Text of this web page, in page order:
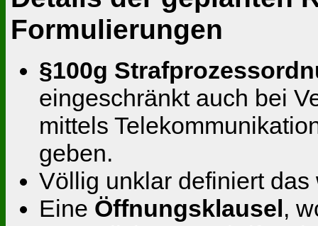
Formulierungen
§100g
eingeschränkt auch bei
mittels
geben.
Völlig unklar definiert
Eine Öffnungsklausel,